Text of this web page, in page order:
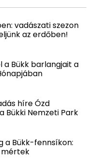
vadászati szezon
az erdőben!
a Bükk barlangjait a
híre Ózd
Bükki Nemzeti Park
a Bükk-fennsíkon:
mértek